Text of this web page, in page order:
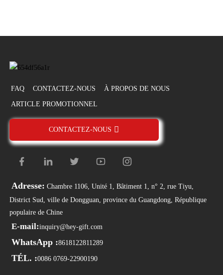
FAQ CONTACTEZ-NOUS À PROPOS DE NOUS
ARTICLE PROMOTIONNEL
CONTACTEZ-NOUS
Adresse: Chambre 1106, Unité 1, Bâtiment 1, n° 2, rue Tiyu,
District Sud, ville de Dongguan, province du Guangdong, République
populaire de Chine
E-mail:inquiry@hey-gift.com
WhatsApp :8618122811289
TÉL. :0086 0769-22900190